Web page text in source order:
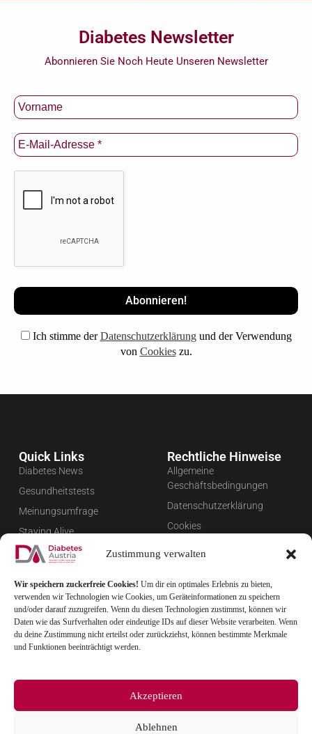
Zustimmung verwalten
Wir speichern zuckerfreie Cookies! Um dir ein optimales Erlebnis zu bieten,
verwenden wir Technologien wie Cookies, um Geräteinformationen zu speichern
und/oder darauf zuzugreifen. Wenn du diesen Technologien zustimmst, können wir
Daten wie das Surfverhalten oder eindeutige IDs auf dieser Website verarbeiten. Wenn
du deine Zustimmung nicht erteilst oder zurückziehst, können bestimmte Merkmale
und Funktionen beeinträchtigt werden.
Akzeptieren
Ablehnen
Diabetes Newsletter
Abonnieren Sie Noch Heute Unseren Newsletter
Ich stimme derDatenschutzerklärungund der Verwendung
von Cookieszu.
Quick Links
Diabetes News
Gesundheitstests
Meinungsumfrage
Staying Alive
Favoriten
Rechtliche Hinweise
Allgemeine
Geschäftsbedingungen
Datenschutzerklärung
Cookies
Newsletter verwalten
FAQ